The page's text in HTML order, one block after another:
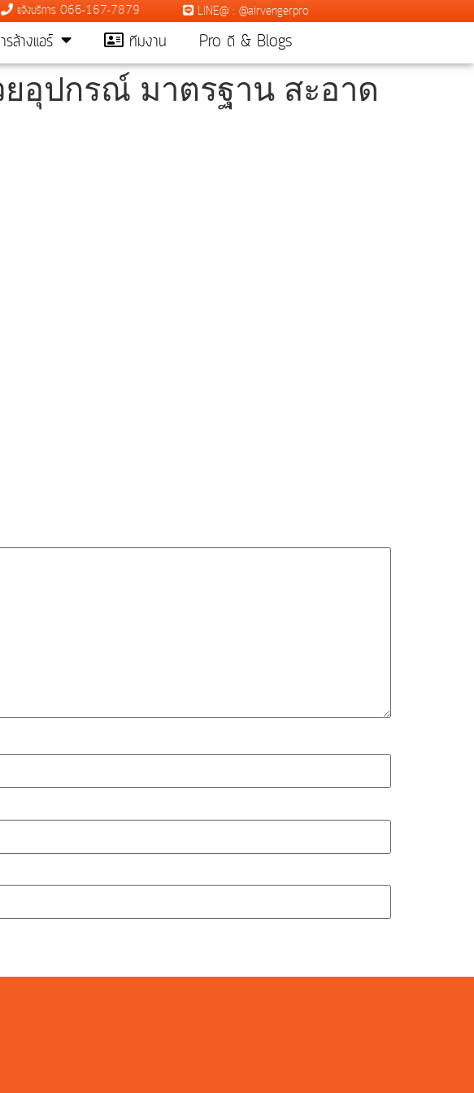
แจ้งบริการ 066-167-7879 LINE@ : @airvengerpro
ล้างแอร์ ทีมงาน Pro ดี & Blogs
อุปกรณ์ มาตรฐาน สะอาด